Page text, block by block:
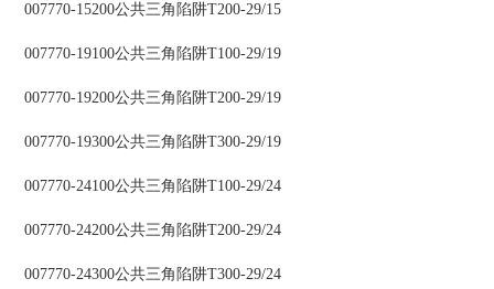
007770-15200公共三角陷阱T200-29/15
007770-19100公共三角陷阱T100-29/19
007770-19200公共三角陷阱T200-29/19
007770-19300公共三角陷阱T300-29/19
007770-24100公共三角陷阱T100-29/24
007770-24200公共三角陷阱T200-29/24
007770-24300公共三角陷阱T300-29/24